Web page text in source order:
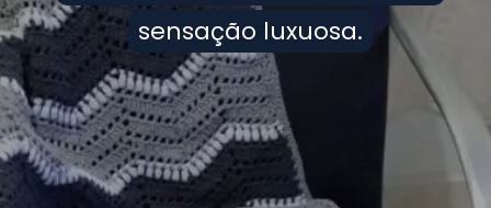
sensação luxuosa.
sensação luxuosa.